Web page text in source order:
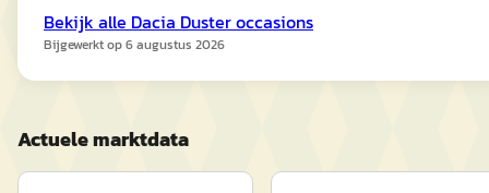
Bekijk alle Dacia Dusteroccasions
Bijgewerkt op6 augustus 2026
Actuele marktdata